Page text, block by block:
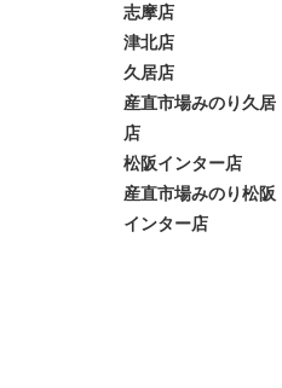
志摩店
津北店
久居店
産直市場みのり久居
店
松阪インター店
産直市場みのり松阪
インター店